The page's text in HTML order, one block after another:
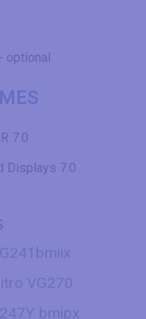
optional
7.0
Displays 7.0